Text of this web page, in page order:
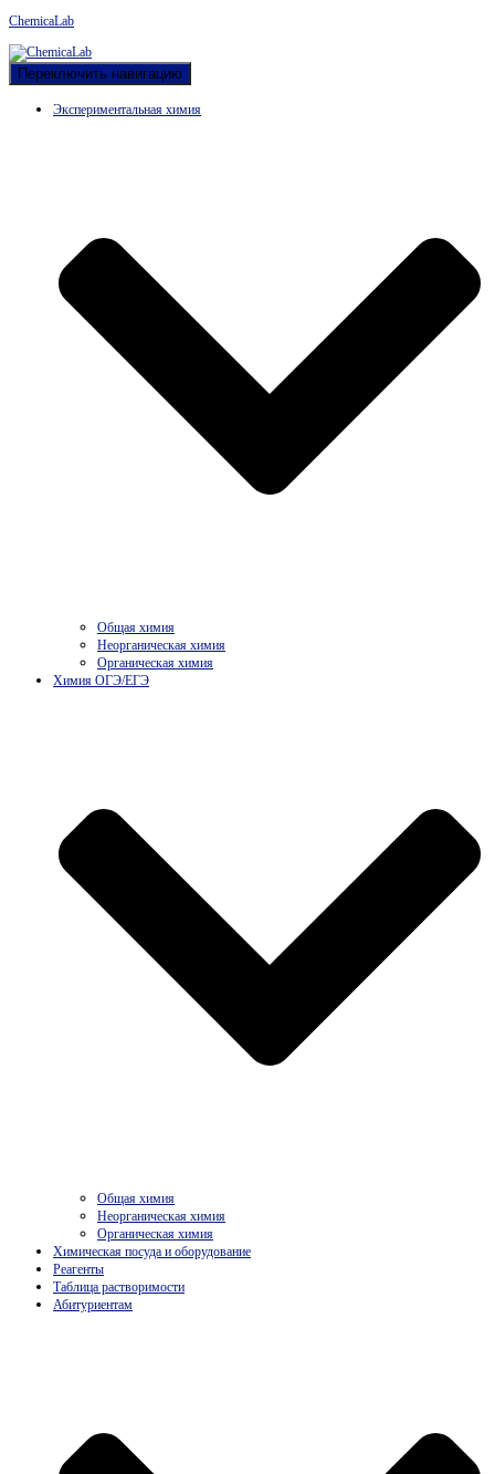
ChemicaLab
Переключить навигацию
Экспериментальная химия
Общая химия
Неорганическая химия
Органическая химия
Химия ОГЭ/ЕГЭ
Общая химия
Неорганическая химия
Органическая химия
Химическая посуда и оборудование
Реагенты
Таблица растворимости
Абитуриентам